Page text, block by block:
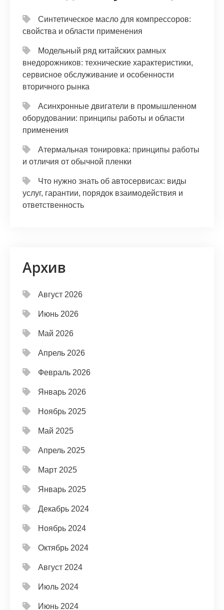
Синтетическое масло для компрессоров:
свойства и области применения
Модельный ряд китайских рамных
внедорожников: технические характеристики,
сервисное обслуживание и особенности
вторичного рынка
Асинхронные двигатели в промышленном
оборудовании: принципы работы и области
применения
Атермальная тонировка: принципы работы
и отличия от обычной пленки
Что нужно знать об автосервисах: виды
услуг, гарантии, порядок взаимодействия и
ответственность
Архив
Август 2026
Июнь 2026
Май 2026
Апрель 2026
Февраль 2026
Январь 2026
Ноябрь 2025
Май 2025
Апрель 2025
Март 2025
Январь 2025
Декабрь 2024
Ноябрь 2024
Октябрь 2024
Август 2024
Июль 2024
Июнь 2024